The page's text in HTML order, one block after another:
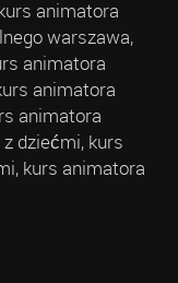
animatora
warszawa,
animatora
animatora
animatora
dziećmi, kurs
kurs animatora